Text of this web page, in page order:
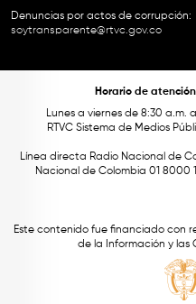
Denuncias por actos de corrupción:
soytransparente@rtvc.gov.co
Horario de
Lunes a viernes de 8:30 a.m.
RTVC Sistema de Medios
Línea directa Radio Nacional de
Nacional de Colombia 01 8000
Este contenido fue financiado con
de la Información y las